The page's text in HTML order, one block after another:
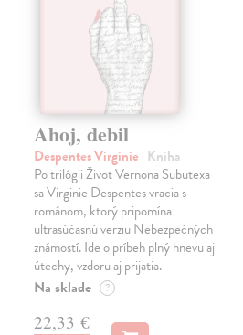
Ahoj, debil
Despentes Virginie | Kniha
Po trilógii Život Vernona Subutexa
sa Virginie Despentes vracia s
románom, ktorý pripomína
ultrasúčasnú verziu Nebezpečných
známostí. Ide o príbeh plný hnevu aj
útechy, vzdoru aj prijatia.
Na sklade ?
22,33 €